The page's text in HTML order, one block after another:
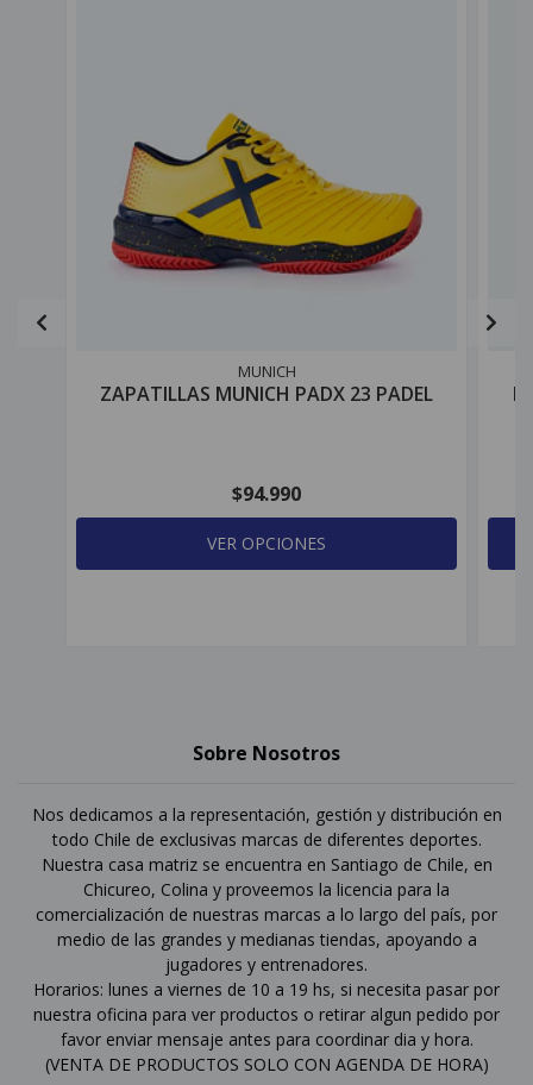
MUNICH
ZAPATILLAS MUNICH PADX 23 PADEL
$94.990
VER OPCIONES
Sobre Nosotros
Nos dedicamos a la representación, gestión y distribución en
todo Chile de exclusivas marcas de diferentes deportes.
Nuestra casa matriz se encuentra en Santiago de Chile, en
Chicureo, Colina y proveemos la licencia para la
comercialización de nuestras marcas a lo largo del país, por
medio de las grandes y medianas tiendas, apoyando a
jugadores y entrenadores.
Horarios: lunes a viernes de 10 a 19 hs, si necesita pasar por
nuestra oficina para ver productos o retirar algun pedido por
favor enviar mensaje antes para coordinar dia y hora.
(VENTA DE PRODUCTOS SOLO CON AGENDA DE HORA)